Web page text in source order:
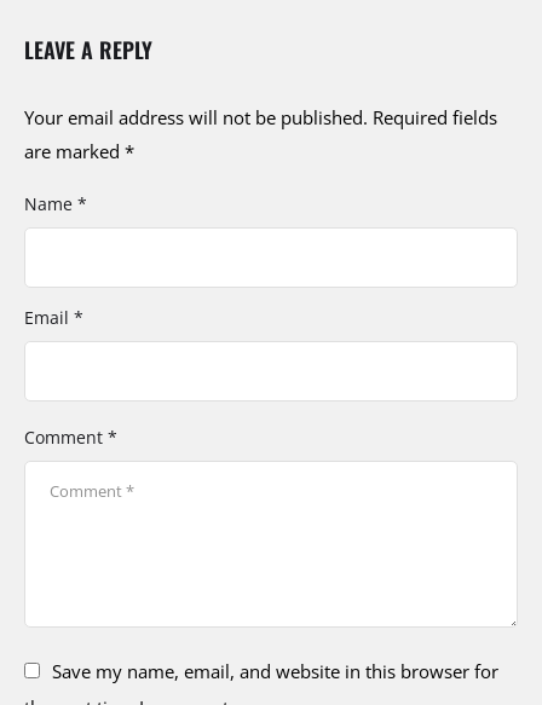
LEAVE A REPLY
Your email address will not be published. Required fields
are marked *
Comment *
Name *
Email *
Save my name, email, and website in this browser for